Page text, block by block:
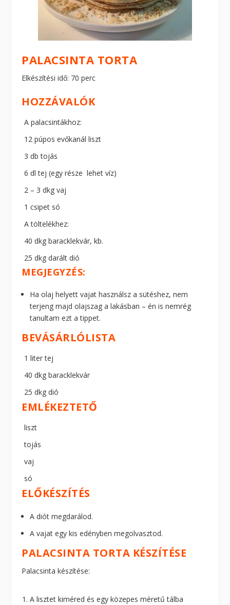
PALACSINTA TORTA
Elkészítési idő: 70 perc
HOZZÁVALÓK
A palacsintákhoz:
12 púpos evőkanál liszt
3 db tojás
6 dl tej (egy része lehet víz)
2 – 3 dkg vaj
1 csipet só
A töltelékhez:
40 dkg baracklekvár, kb.
25 dkg darált dió
MEGJEGYZÉS:
Ha olaj helyett vajat használsz a sütéshez, nem
terjeng majd olajszag a lakásban – én is nemrég
tanultam ezt a tippet.
BEVÁSÁRLÓLISTA
1 liter tej
40 dkg baracklekvár
25 dkg dió
EMLÉKEZTETŐ
liszt
tojás
vaj
só
ELŐKÉSZÍTÉS
A diót megdarálod.
A vajat egy kis edényben megolvasztod.
PALACSINTA TORTA KÉSZÍTÉSE
Palacsinta készítése:
A lisztet kiméred és egy közepes méretű tálba